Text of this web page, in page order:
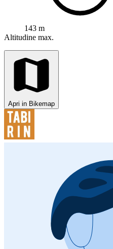
143 m
Altitudine max.
Apri in Bikemap